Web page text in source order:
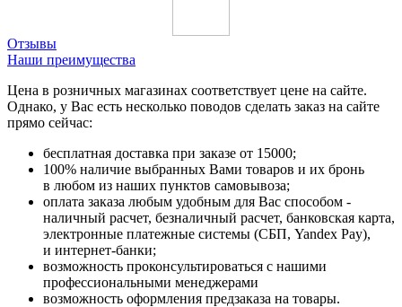
Отзывы
Наши преимущества
Цена в розничных магазинах соответствует цене на сайте.
Однако, у Вас есть несколько поводов сделать заказ на сайте
прямо сейчас:
бесплатная доставка при заказе от 15000;
100% наличие выбранных Вами товаров и их бронь
в любом из наших пунктов самовывоза;
оплата заказа любым удобным для Вас способом -
наличный расчет, безналичный расчет, банковская карта,
электронные платежные системы (СБП, Yandex Pay),
и интернет-банки;
возможность проконсультироваться с нашими
профессиональными менеджерами
возможность оформления предзаказа на товары.